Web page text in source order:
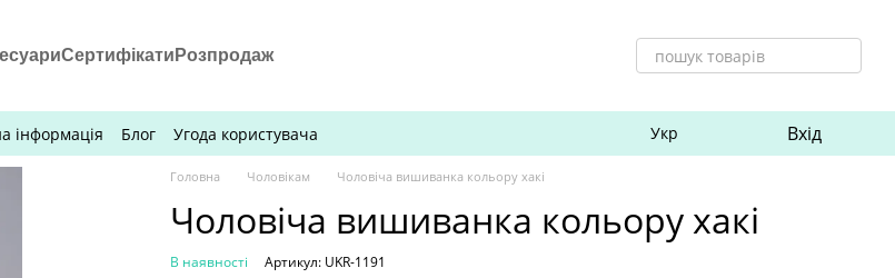
Сертифікати Розпродаж
інформація Блог Угода користувача Укр Вхід
Головна Чоловікам Чоловіча вишиванка кольору хакі
Чоловіча вишиванка кольору хакі
В наявності Артикул: UKR-1191